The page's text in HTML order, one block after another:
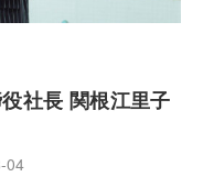
社長 関根江里子
04